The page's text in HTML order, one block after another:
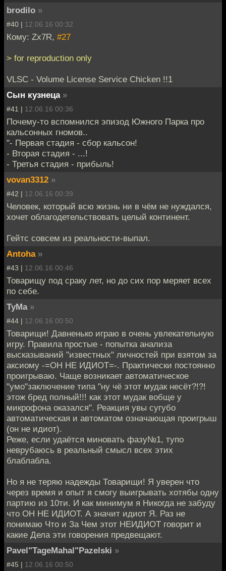
brodilo »
#40 | 12.06.16 00:32
Кому: Zx7R, #27
> for reproduction only
VLSC - Volume License Service Chicken !!1
Сын кузнеца »
#41 | 12.06.16 00:36
Почему-то вспомнился эпизод Южного Парка про
кальсонных гномов..
"- Первая стадия - сбор кальсон!
- Вторая стадия - ...!
- Третья стадия - прибыль!
vovan3312 »
#42 | 12.06.16 00:39
Человек, который всю жизнь ни в чём не нуждался,
хочет облагодетельствовать целый континент.
Гейтс совсем из реальности-выпал.
Antoha »
#43 | 12.06.16 00:46
Товарищу под сраку лет, но до сих пор меряет всех
по себе.
TyMa »
#44 | 12.06.16 00:50
Товарищи! Давненько играю в очень увлекательную
игру. Правила простые - попытка анализа
высказываний "известных" личностей при взятом за
аксиому -=ОН НЕ ИДИОТ=-. Практически постоянно
проигрываю. Чаще возникает автоматическое
"умо"заключение типа "ну чё этот мудак несёт?!?!
этож бред полный!!! как этот мудак вобще у
микрофона оказался". Реакция увы сугубо
автоматическая и автоматом означающая проигрыш
(он не идиот).
Реже, если удаётся миновать фазу№1, тупо
неврубаюсь в реальный смысл всех этих
блаблабла.
Но я не теряю надежды Товарищи! Я уверен что
через время и опыт я смогу выигрывать хотябы одну
партию из 10ти. И как минимум я Никогда не забуду
что ОН НЕ ИДИОТ. А значит идиот Я. Раз не
понимаю Что и За Чем этот НЕИДИОТ говорит и
какие Дела эти говорения предвещают.
Pavel"TageMahal"Pazelski »
#45 | 12.06.16 00:50